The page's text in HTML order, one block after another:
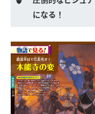
になる！